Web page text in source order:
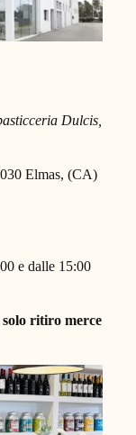
Dulcis,
Elmas, (CA)
e dalle 15:00
solo ritiro merce